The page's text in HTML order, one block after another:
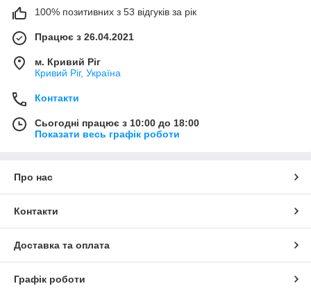
100% позитивних з 53 відгуків за рік
Працює з 26.04.2021
м. Кривий Ріг
Кривий Ріг, Україна
Контакти
Сьогодні працює з 10:00 до 18:00
Показати весь графік роботи
Про нас
Контакти
Доставка та оплата
Графік роботи